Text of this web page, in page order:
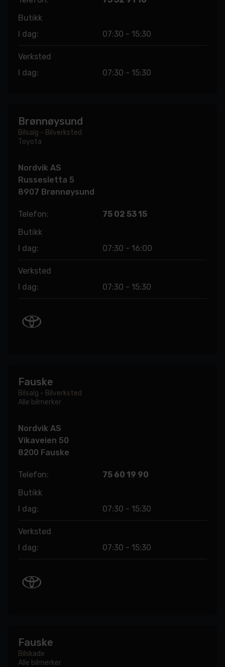
Butikk
I dag:
07:30 - 15:30
Verksted
I dag:
07:30 - 15:30
Brønnøysund
Bilsalg - Bilverksted
Toyota
Nordvik AS
Russesletta 5
8907 Brønnøysund
Telefon:
75 02 53 15
Butikk
I dag:
07:30 - 16:00
Verksted
I dag:
07:30 - 15:30
Fauske
Bilsalg - Bilverksted
Alle bilmerker
Nordvik AS
Vikaveien 50
8200 Fauske
Telefon:
75 60 19 90
Butikk
I dag:
07:30 - 15:30
Verksted
I dag:
07:30 - 15:30
Fauske
Bilskade
Alle bilmerker